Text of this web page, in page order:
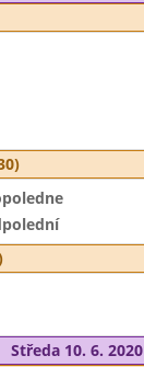
Středa 10. 6. 2020